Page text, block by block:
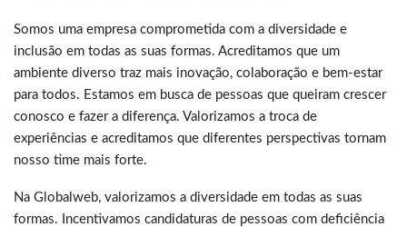
Somos uma empresa comprometida com a diversidade e
inclusão em todas as suas formas. Acreditamos que um
ambiente diverso traz mais inovação, colaboração e bem-estar
para todos. Estamos em busca de pessoas que queiram crescer
conosco e fazer a diferença. Valorizamos a troca de
experiências e acreditamos que diferentes perspectivas tornam
nosso time mais forte.
Na Globalweb, valorizamos a diversidade em todas as suas
formas. Incentivamos candidaturas de pessoas com deficiência